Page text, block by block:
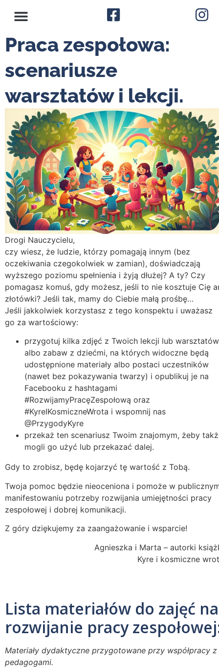
Praca zespołowa:
scenariusze
warsztatów i lekcji.
Drogi Nauczycielu,
czy wiesz, że ludzie, którzy pomagają innym (bez
oczekiwania czegokolwiek w zamian), doświadczają
wyższego poziomu spełnienia i żyją dłużej? A ty? Czy
pomagasz komuś, gdy możesz, jeśli to nie kosztuje Cię
złotówki? Jeśli tak, mamy do Ciebie małą prośbę…
Jeśli jakkolwiek korzystasz z tego konspektu i uważasz
go za wartościowy:
przygotuj kilka zdjęć z Twoich lekcji lub warsztatów
albo zabaw z dziećmi, na których widoczne będą
udostępnione materiały albo postaci uczestników
(nawet bez pokazywania twarzy) i opublikuj je na
Facebooku z hashtagami
#RozwijamyPracęZespołową oraz
#KyreIKosmiczneWrota i wspomnij nas
@PrzygodyKyre
przekaż ten scenariusz Twoim znajomym, żeby
mogli go użyć lub przekazać dalej.
Gdy to zrobisz, będę kojarzyć tę wartość z Tobą.
Twoja pomoc będzie nieoceniona i pomoże w
manifestowaniu potrzeby rozwijania umiejętności pracy
zespołowej i dobrej komunikacji.
Z góry dziękujemy za zaangażowanie i wsparcie!
Agnieszka i Marta – autorki
Kyre i kosmiczne
Lista materiałów do zajęć na
rozwijanie pracy
Materiały dydaktyczne przygotowane przy współpracy z
pedagogami.